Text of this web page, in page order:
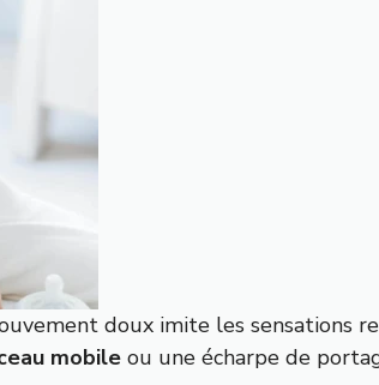
doux imite les sensations
mobile ou une écharpe de